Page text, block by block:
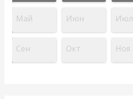
Май Июн Июл
Сен Окт Ноя